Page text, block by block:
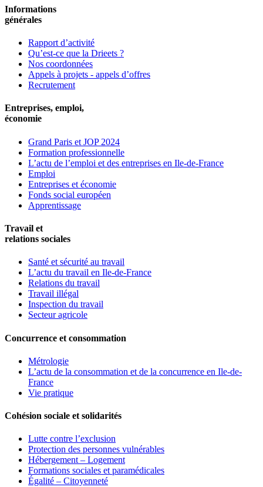
Informations
générales
Rapport d’activité
Qu’est-ce que la Drieets ?
Nos coordonnées
Appels à projets - appels d’offres
Recrutement
Entreprises, emploi,
économie
Grand Paris et JOP 2024
Formation professionnelle
L’actu de l’emploi et des entreprises en Ile-de-France
Emploi
Entreprises et économie
Fonds social européen
Apprentissage
Travail et
relations sociales
Santé et sécurité au travail
L’actu du travail en Ile-de-France
Relations du travail
Travail illégal
Inspection du travail
Secteur agricole
Concurrence et consommation
Métrologie
L’actu de la consommation et de la concurrence en Ile-de-
France
Vie pratique
Cohésion sociale et solidarités
Lutte contre l’exclusion
Protection des personnes vulnérables
Hébergement – Logement
Formations sociales et paramédicales
Égalité – Citoyenneté